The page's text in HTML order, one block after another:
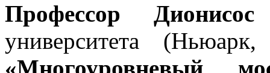
Профессор
университета